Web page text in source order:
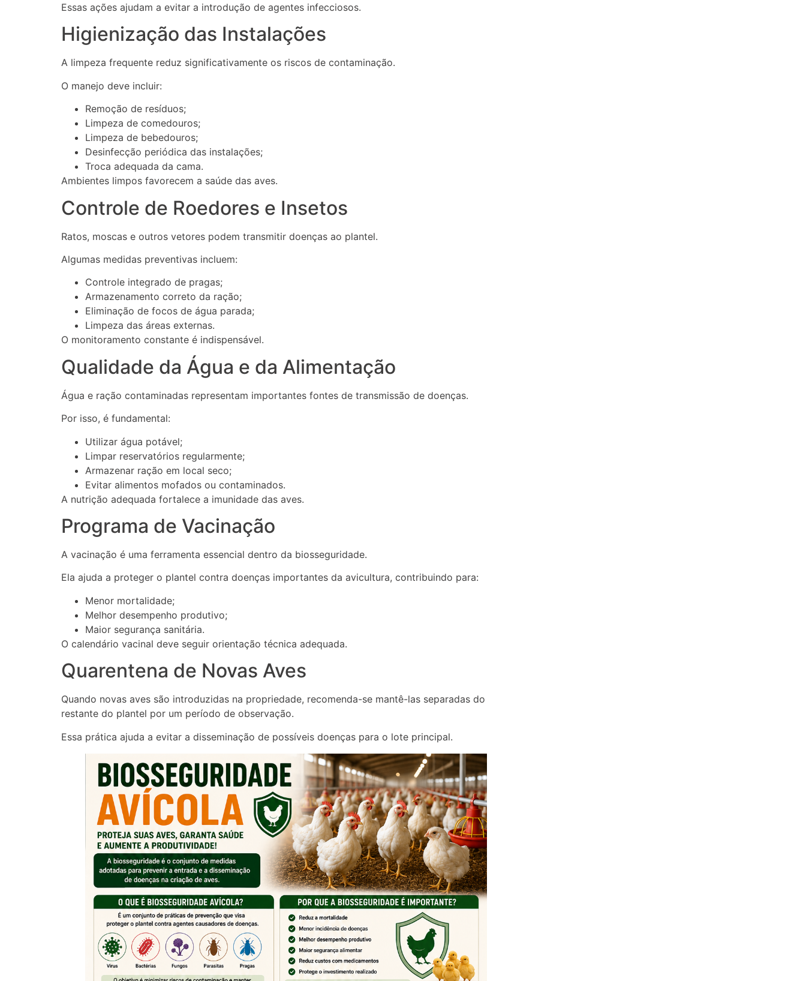
Essas ações ajudam a evitar a introdução de agentes infecciosos.
Higienização das Instalações
A limpeza frequente reduz significativamente os riscos de contaminação.
O manejo deve incluir:
Remoção de resíduos;
Limpeza de comedouros;
Limpeza de bebedouros;
Desinfecção periódica das instalações;
Troca adequada da cama.
Ambientes limpos favorecem a saúde das aves.
Controle de Roedores e Insetos
Ratos, moscas e outros vetores podem transmitir doenças ao plantel.
Algumas medidas preventivas incluem:
Controle integrado de pragas;
Armazenamento correto da ração;
Eliminação de focos de água parada;
Limpeza das áreas externas.
O monitoramento constante é indispensável.
Qualidade da Água e da Alimentação
Água e ração contaminadas representam importantes fontes de transmissão de doenças.
Por isso, é fundamental:
Utilizar água potável;
Limpar reservatórios regularmente;
Armazenar ração em local seco;
Evitar alimentos mofados ou contaminados.
A nutrição adequada fortalece a imunidade das aves.
Programa de Vacinação
A vacinação é uma ferramenta essencial dentro da biosseguridade.
Ela ajuda a proteger o plantel contra doenças importantes da avicultura, contribuindo para:
Menor mortalidade;
Melhor desempenho produtivo;
Maior segurança sanitária.
O calendário vacinal deve seguir orientação técnica adequada.
Quarentena de Novas Aves
Quando novas aves são introduzidas na propriedade, recomenda-se mantê-las separadas do
restante do plantel por um período de observação.
Essa prática ajuda a evitar a disseminação de possíveis doenças para o lote principal.